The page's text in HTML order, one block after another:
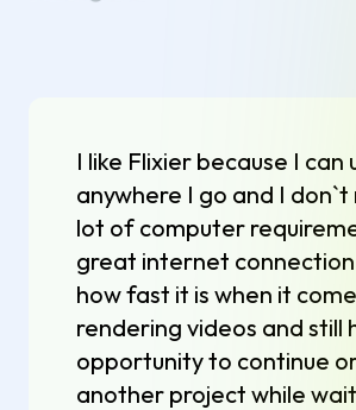
I like Flixier because I can
anywhere I go and I don`t
lot of computer
great internet
how fast it is when it
rendering videos and still
opportunity to continue
another project while